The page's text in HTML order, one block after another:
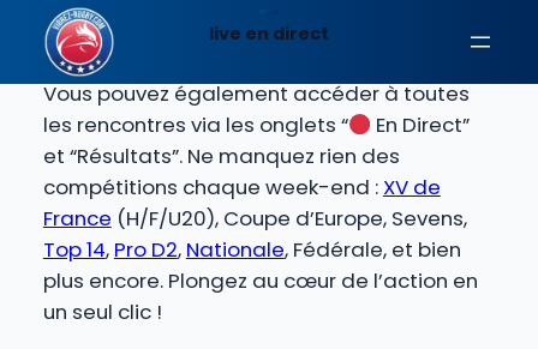
contenu
Racing 92
en direct : Suivez tous vos matchs
de rugby préférés à la radio ou en
Vous pouvez également accéder à toutes
les rencontres via les onglets “
En Direct”
et “Résultats”. Ne manquez rien des
compétitions chaque week-end : XV de
France (H/F/U20), Coupe d’Europe, Sevens,
Top 14, Pro D2, Nationale, Fédérale, et bien
plus encore. Plongez au cœur de l’action en
un seul clic !
live en direct